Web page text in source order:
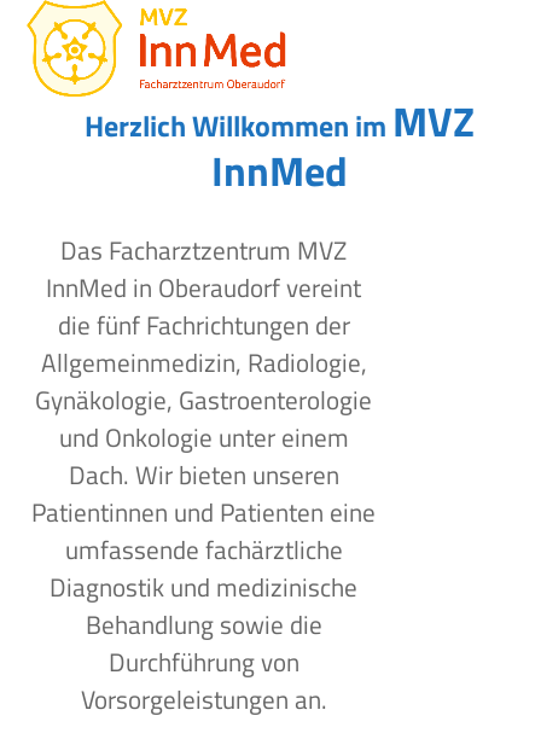
Skip
content
Open
mobile
menu
Close
mobile
menu
Herzlich Willkommen im MVZ
InnMed
Das Facharztzentrum MVZ
InnMed in Oberaudorf vereint
die fünf Fachrichtungen der
Allgemeinmedizin, Radiologie,
Gynäkologie, Gastroenterologie
und Onkologie unter einem
Dach. Wir bieten unseren
Patientinnen und Patienten eine
umfassende fachärztliche
Diagnostik und medizinische
Behandlung sowie die
Durchführung von
Vorsorgeleistungen an.